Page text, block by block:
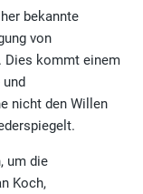
bekannte
von
Dies kommt einem
und
nicht den Willen
um die
Koch,